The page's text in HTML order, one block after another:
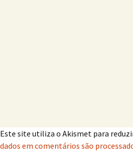
Este site utiliza o Akismet para
dados em comentários são